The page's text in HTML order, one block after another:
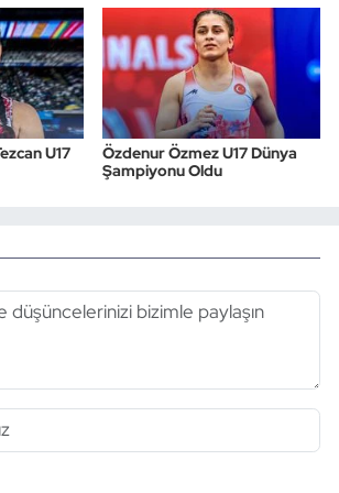
U17
Özdenur Özmez U17 Dünya
Şampiyonu Oldu